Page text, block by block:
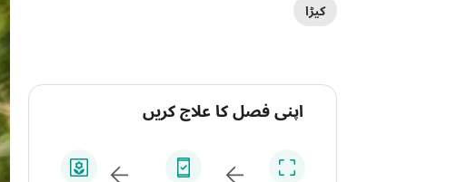
کیڑا
اپنی فصل کا علاج کریں